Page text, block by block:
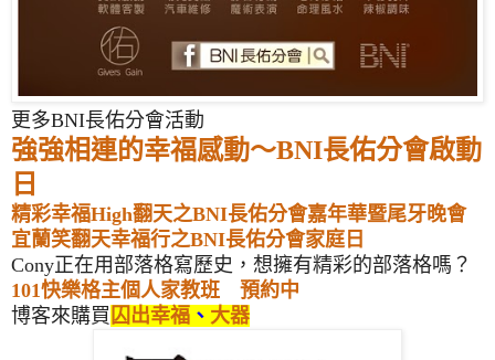
更多BNI長佑分會活動
強強相連的幸福感動～BNI長佑分會啟動
日
精彩幸福High翻天之BNI長佑分會嘉年華暨尾牙晚會
宜蘭笑翻天幸福行之BNI長佑分會家庭日
Cony正在用部落格寫歷史，想擁有精彩的部落格嗎？
101快樂格主個人家教班 預約中
博客來購買 囚出幸福 、 大器